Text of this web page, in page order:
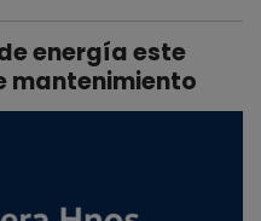
energía este
mantenimiento